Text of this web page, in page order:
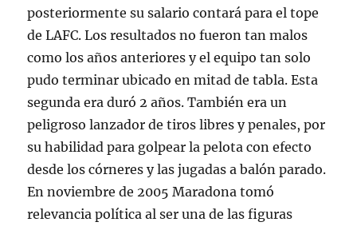
posteriormente su salario contará para el tope
de LAFC. Los resultados no fueron tan malos
como los años anteriores y el equipo tan solo
pudo terminar ubicado en mitad de tabla. Esta
segunda era duró 2 años. También era un
peligroso lanzador de tiros libres y penales, por
su habilidad para golpear la pelota con efecto
desde los córneres y las jugadas a balón parado.
En noviembre de 2005 Maradona tomó
relevancia política al ser una de las figuras